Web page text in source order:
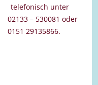
telefonisch unter
02133 – 530081 oder
0151 29135866.